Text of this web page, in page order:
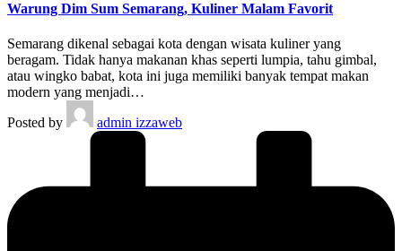
Warung Dim Sum Semarang, Kuliner Malam Favorit
Semarang dikenal sebagai kota dengan wisata kuliner yang
beragam. Tidak hanya makanan khas seperti lumpia, tahu gimbal,
atau wingko babat, kota ini juga memiliki banyak tempat makan
modern yang menjadi…
Posted by
admin izzaweb